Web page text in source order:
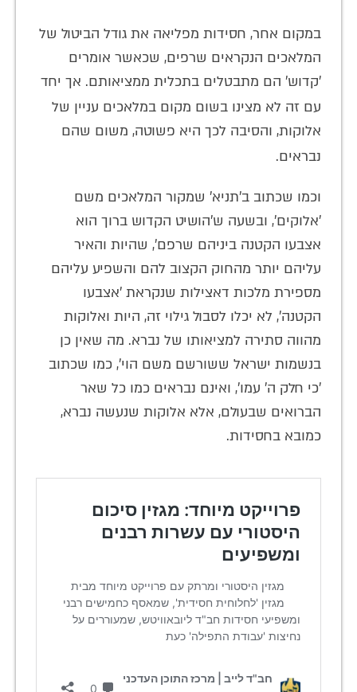
במקום אחר, חסידות מפליאה את גודל הביטול של
המלאכים הנקראים שרפים, שכאשר אומרים
'קדוש' הם מתבטלים בתכלית ממציאותם. אך יחד
עם זה לא מצינו בשום מקום במלאכים עניין של
אלוקות, והסיבה לכך היא פשוטה, משום שהם
נבראים.
וכמו שכתוב ב'תניא' שמקור המלאכים משם
'אלוקים', ובשעה ש'הושיט הקדוש ברוך הוא
אצבעו הקטנה ביניהם שרפם', שהיות והאיר
עליהם יותר מהחוק הקצוב להם והשפיע עליהם
מספירת מלכות דאצילות שנקראת 'אצבעו
הקטנה', לא יכלו לסבול גילוי זה, היות ואלוקות
מהווה סתירה למציאותו של נברא. מה שאין כן
בנשמות ישראל ששורשם משם הוי', כמו שכתוב
'כי חלק ה' עמו', ואינם נבראים כמו כל שאר
הברואים שבעולם, אלא אלוקות שנעשה נברא,
כמובא בחסידות.